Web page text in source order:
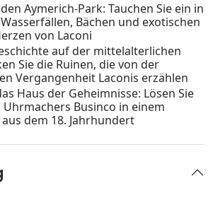
Aymerich-Park: Tauchen Sie ein in
Bächen und exotischen
von Laconi
auf der mittelalterlichen
Sie die Ruinen, die von der
Vergangenheit Laconis erzählen
Haus der Geheimnisse: Lösen Sie
Uhrmachers Businco in einem
aus dem 18. Jahrhundert